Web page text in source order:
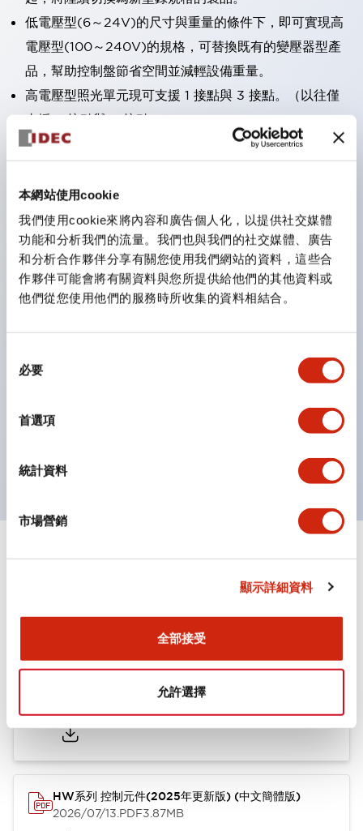
本網站使用cookie
我們使用cookie來將內容和廣告個人化，以提供社交媒體
功能和分析我們的流量。我們也與我們的社交媒體、廣告
和分析合作夥伴分享有關您使用我們網站的資料，這些合
作夥伴可能會將有關資料與您所提供給他們的其他資料或
他們從您使用他們的服務時所收集的資料相結合。
必要
首選項
統計資料
市場營銷
顯示詳細資料
全部接受
允許選擇
低電壓型(6～24V)的尺寸與重量的條件下，即可實現高
電壓型(100～240V)的規格，可替換既有的變壓器型產
品，幫助控制盤節省空間並減輕設備重量。
高電壓型照光單元現可支援 1 接點與 3 接點。（以往僅
支援 2 接點與 4 接點）。
採用一體成型端子蓋，具備極高安全性的手指保護結構。
防護結構可防止水或油從面板前方滲入：IP65（僅雙按
鈕開關為 IP40）。
雙按鈕開關，可將兩個獨立動作的按鈕以及一個指示燈這
三種功能集結於一顆開關。
完整支援全球各地需求的多種電壓規格。
需分色管理的 LED 燈泡，如今可用單一顆燈泡呈現多種
顏色。
支援色彩通用設計（CUD）：可清楚辨識正方平頭形指
示燈的亮燈/熄燈狀態，以及點燈時的顏色識別。
符合 ISO 3864-4 安全色規範：在危險或緊急狀況下，
顏色表現更明確鮮明，便於更多人識別。
HW系列 Push-in式 控制元件 (中文簡體版)
HW系列 控制元件(2025年更新版) (中文簡體版)
2026/07/13.PDF3.87MB